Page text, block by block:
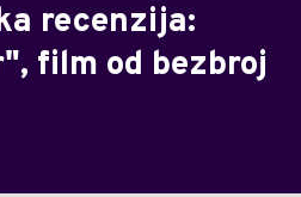
recenzija:
film od bezbroj